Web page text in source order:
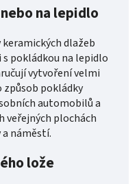
na lepidlo
dlažeb
s pokládkou na lepidlo
vytvoření velmi
způsob pokládky
automobilů a
veřejných plochách
náměstí.
lože